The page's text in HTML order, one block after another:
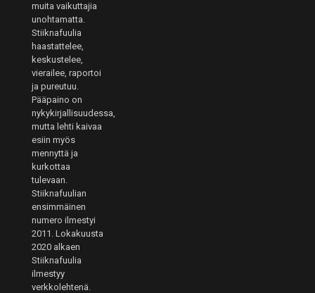
muita vaikuttajia
unohtamatta.
Stiiknafuulia
haastattelee,
keskustelee,
vierailee, raportoi
ja pureutuu.
Pääpaino on
nykykirjallisuudessa,
mutta lehti kaivaa
esiin myös
mennyttä ja
kurkottaa
tulevaan.
Stiiknafuulian
ensimmäinen
numero ilmestyi
2011. Lokakuusta
2020 alkaen
Stiiknafuulia
ilmestyy
verkkolehtenä.